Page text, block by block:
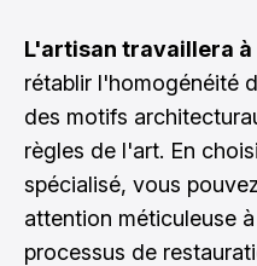
L'artisan travaillera
rétablir l'homogénéité
des motifs
règles de l'art. En
spécialisé, vous
attention méticuleuse
processus de